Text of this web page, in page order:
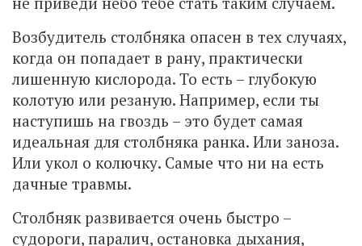
Возбудитель столбняка опасен в тех случаях,
когда он попадает в рану, практически
лишенную кислорода. То есть – глубокую
колотую или резаную. Например, если ты
наступишь на гвоздь – это будет самая
идеальная для столбняка ранка. Или заноза.
Или укол о колючку. Самые что ни на есть
дачные травмы.
Столбняк развивается очень быстро –
судороги, паралич, остановка дыхания,